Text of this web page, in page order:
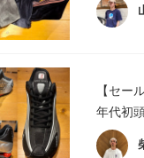
【セー
年代初